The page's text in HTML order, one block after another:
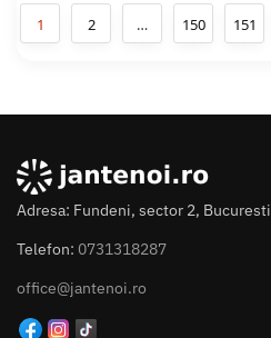
1 2 … 150 151
Adresa: Fundeni, sector 2, Bucuresti
Telefon: 0731318287
office@jantenoi.ro